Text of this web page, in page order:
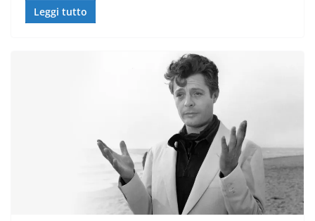
Leggi tutto